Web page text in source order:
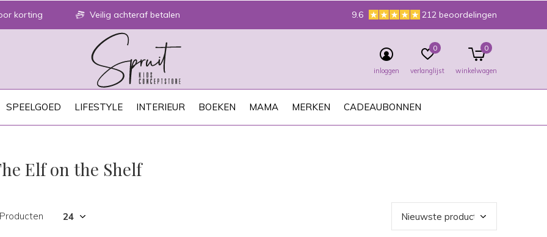
SPEELGOED LIFESTYLE INTERIEUR BOEKEN MAMA MERKEN CADEAUBONNEN
inloggen verlanglijst
0
winkelwagen
0
korting Veilig achteraf betalen 9.6 212 beoordelingen
Elf on the Shelf